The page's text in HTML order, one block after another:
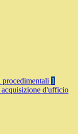
1
d'ufficio